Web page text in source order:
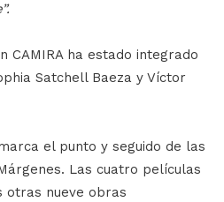
CAMIRA ha estado integrado
Satchell Baeza y Víctor
el punto y seguido de las
Las cuatro películas
otras nueve obras